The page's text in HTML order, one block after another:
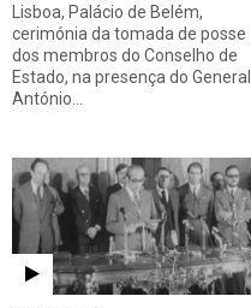
Lisboa, Palácio de Belém,
cerimónia da tomada de posse
dos membros do Conselho de
Estado, na presença do General
António…